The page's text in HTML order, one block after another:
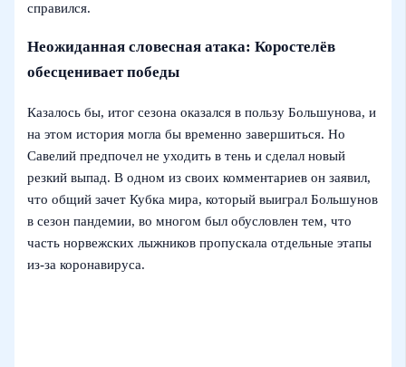
справился.
Неожиданная словесная атака: Коростелёв
обесценивает победы
Казалось бы, итог сезона оказался в пользу Большунова, и
на этом история могла бы временно завершиться. Но
Савелий предпочел не уходить в тень и сделал новый
резкий выпад. В одном из своих комментариев он заявил,
что общий зачет Кубка мира, который выиграл Большунов
в сезон пандемии, во многом был обусловлен тем, что
часть норвежских лыжников пропускала отдельные этапы
из-за коронавируса.